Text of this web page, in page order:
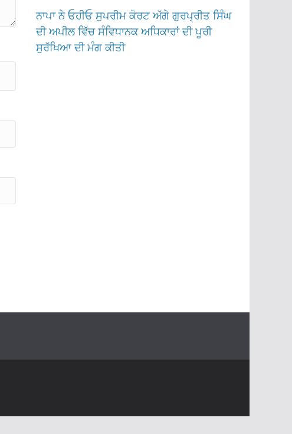
ਨਾਪਾ ਨੇ ਓਹੀਓ ਸੁਪਰੀਮ ਕੋਰਟ ਅੱਗੇ ਗੁਰਪ੍ਰੀਤ ਸਿੰਘ
ਦੀ ਅਪੀਲ ਵਿੱਚ ਸੰਵਿਧਾਨਕ ਅਧਿਕਾਰਾਂ ਦੀ ਪੂਰੀ
ਸੁਰੱਖਿਆ ਦੀ ਮੰਗ ਕੀਤੀ